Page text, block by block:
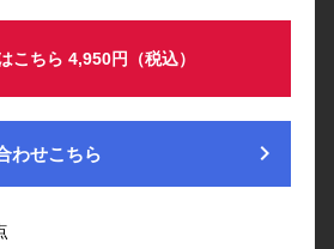
こちら 4,950円（税込）
わせこちら chevron_right